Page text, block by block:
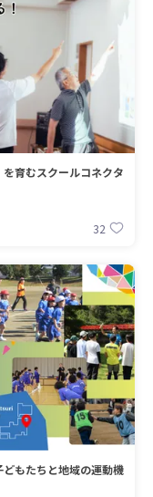
を育むスクールコネクタ
32
もたちと地域の運動機